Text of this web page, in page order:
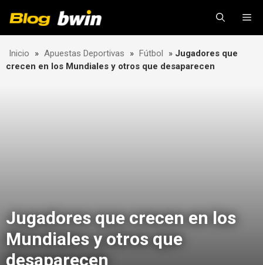
Inicio » Apuestas Deportivas » Fútbol » Jugadores que
crecen en los Mundiales y otros que desaparecen
Jugadores que crecen en los
Mundiales y otros que
desaparecen